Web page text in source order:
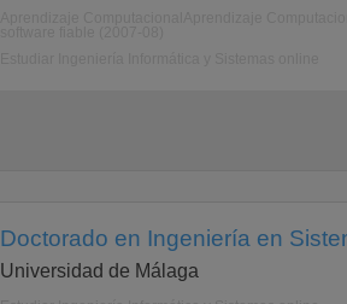
Doctorado en Ingeniería en
Universidad de Málaga